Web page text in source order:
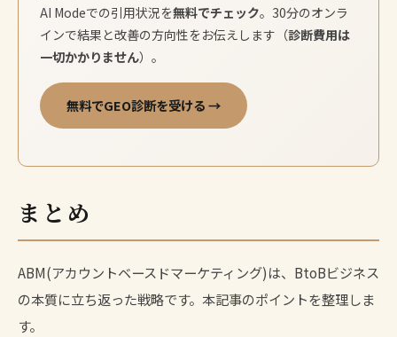
AI Modeでの引用状況を無料でチェック。30分のオンラ
インで結果と改善の方向性をお伝えします（診断費用は
一切かかりません）。
無料でGEO診断を受ける →
まとめ
ABM(アカウントベースドマーケティング)は、BtoBビジネス
の本質に立ち返った戦略です。本記事のポイントを整理しま
す。